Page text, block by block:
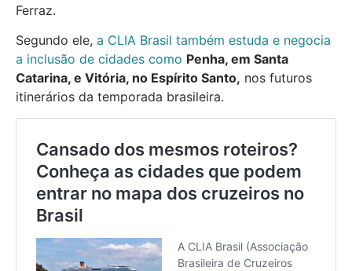
Ferraz.
Segundo ele, a CLIA Brasil também estuda e negocia
a inclusão de cidades como Penha, em Santa
Catarina, e Vitória, no Espírito Santo, nos futuros
itinerários da temporada brasileira.